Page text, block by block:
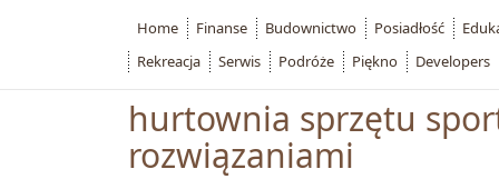
hurtownia sprzętu
rozwiązaniami
Home Finanse Budownictwo Posiadłość
Rekreacja
Serwis Podróże Piękno Developers